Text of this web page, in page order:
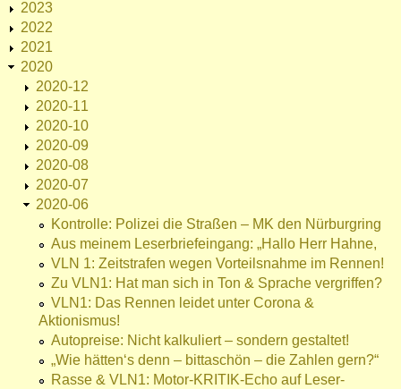
2023
2022
2021
2020
2020-12
2020-11
2020-10
2020-09
2020-08
2020-07
2020-06
Kontrolle: Polizei die Straßen – MK den Nürburgring
Aus meinem Leserbriefeingang: „Hallo Herr Hahne,
VLN 1: Zeitstrafen wegen Vorteilsnahme im Rennen!
Zu VLN1: Hat man sich in Ton & Sprache vergriffen?
VLN1: Das Rennen leidet unter Corona &
Aktionismus!
Autopreise: Nicht kalkuliert – sondern gestaltet!
„Wie hätten‘s denn – bittaschön – die Zahlen gern?“
Rasse & VLN1: Motor-KRITIK-Echo auf Leser-